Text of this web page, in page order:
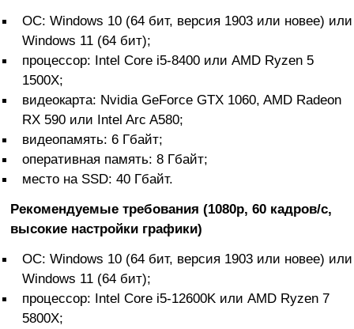
ОС: Windows 10 (64 бит, версия 1903 или новее) или
Windows 11 (64 бит);
процессор: Intel Core i5-8400 или AMD Ryzen 5
1500X;
видеокарта: Nvidia GeForce GTX 1060, AMD Radeon
RX 590 или Intel Arc A580;
видеопамять: 6 Гбайт;
оперативная память: 8 Гбайт;
место на SSD: 40 Гбайт.
Рекомендуемые требования (1080p, 60 кадров/с,
высокие настройки графики)
ОС: Windows 10 (64 бит, версия 1903 или новее) или
Windows 11 (64 бит);
процессор: Intel Core i5-12600K или AMD Ryzen 7
5800X;